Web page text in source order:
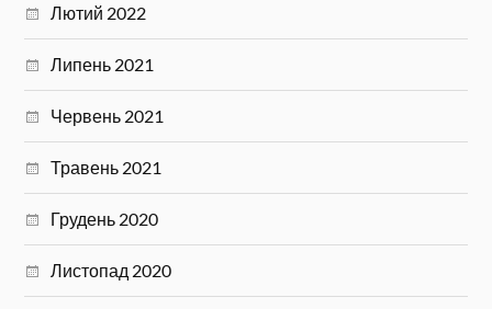
Лютий 2022
Липень 2021
Червень 2021
Травень 2021
Грудень 2020
Листопад 2020